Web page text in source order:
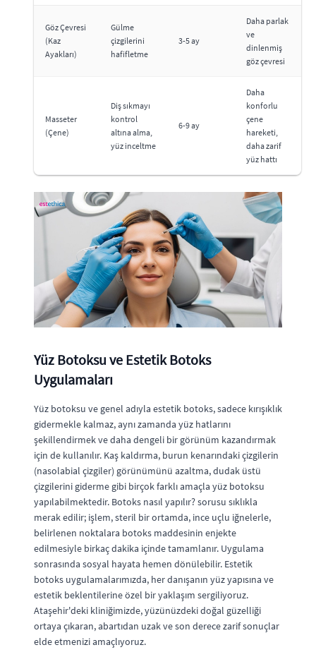
Göz Çevresi
(Kaz
Ayakları)
Gülme
çizgilerini
hafifletme
3-5 ay
Daha parlak
ve
dinlenmiş
göz çevresi
Masseter
(Çene)
Diş sıkmayı
kontrol
altına alma,
yüz inceltme
6-9 ay
Daha
konforlu
çene
hareketi,
daha zarif
yüz hattı
Yüz Botoksu ve Estetik Botoks
Uygulamaları
Yüz botoksu ve genel adıyla estetik botoks, sadece kırışıklık
gidermekle kalmaz, aynı zamanda yüz hatlarını
şekillendirmek ve daha dengeli bir görünüm kazandırmak
için de kullanılır. Kaş kaldırma, burun kenarındaki çizgilerin
(nasolabial çizgiler) görünümünü azaltma, dudak üstü
çizgilerini giderme gibi birçok farklı amaçla yüz botoksu
yapılabilmektedir. Botoks nasıl yapılır? sorusu sıklıkla
merak edilir; işlem, steril bir ortamda, ince uçlu iğnelerle,
belirlenen noktalara botoks maddesinin enjekte
edilmesiyle birkaç dakika içinde tamamlanır. Uygulama
sonrasında sosyal hayata hemen dönülebilir. Estetik
botoks uygulamalarımızda, her danışanın yüz yapısına ve
estetik beklentilerine özel bir yaklaşım sergiliyoruz.
Ataşehir'deki kliniğimizde, yüzünüzdeki doğal güzelliği
ortaya çıkaran, abartıdan uzak ve son derece zarif sonuçlar
elde etmenizi amaçlıyoruz.